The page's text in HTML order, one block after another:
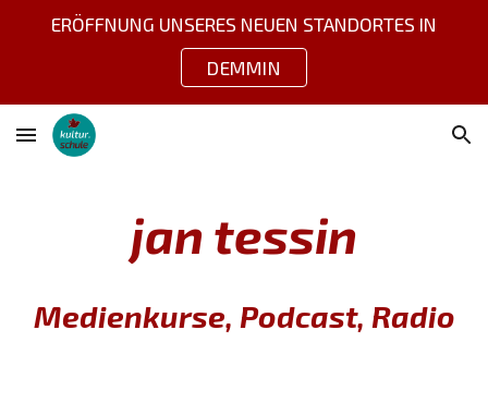
ERÖFFNUNG UNSERES NEUEN STANDORTES IN
DEMMIN
jan tessin
Medienkurse, Podcast, Radio